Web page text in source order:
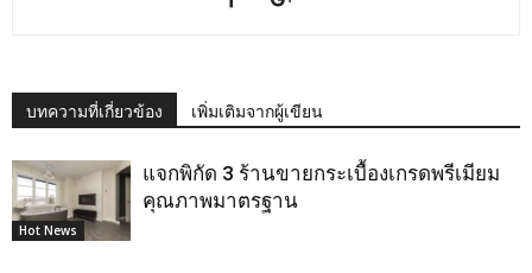
บทความที่เกี่ยวข้อง เพิ่มเติมจากผู้เขียน
Hot News
แจกพิกัด 3 ร้านขายกระเบื้องเกรดพรีเมียม
คุณภาพมาตรฐาน